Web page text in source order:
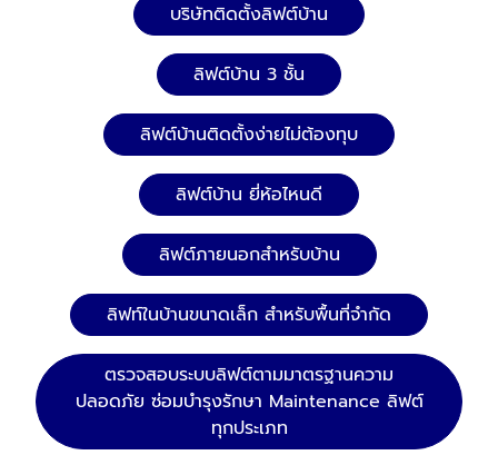
บริษัทติดตั้งลิฟต์บ้าน
ลิฟต์บ้าน 3 ชั้น
ลิฟต์บ้านติดตั้งง่ายไม่ต้องทุบ
ลิฟต์บ้าน ยี่ห้อไหนดี
ลิฟต์ภายนอกสำหรับบ้าน
ลิฟท์ในบ้านขนาดเล็ก สำหรับพื้นที่จำกัด
ตรวจสอบระบบลิฟต์ตามมาตรฐานความ
ปลอดภัย ซ่อมบำรุงรักษา Maintenance ลิฟต์
ทุกประเภท